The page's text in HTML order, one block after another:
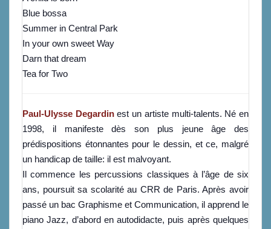
Blue bossa
Summer in Central Park
In your own sweet Way
Darn that dream
Tea for Two
Paul-Ulysse Degardinest un artiste multi-talents. Né en
1998, il manifeste dès son plus jeune âge des
prédispositions étonnantes pour le dessin, et ce, malgré
un handicap de taille: il est malvoyant.
Il commence les percussions classiques à l’âge de six
ans, poursuit sa scolarité au CRR de Paris. Après avoir
passé un bac Graphisme et Communication, il apprend le
piano Jazz, d’abord en autodidacte, puis après quelques